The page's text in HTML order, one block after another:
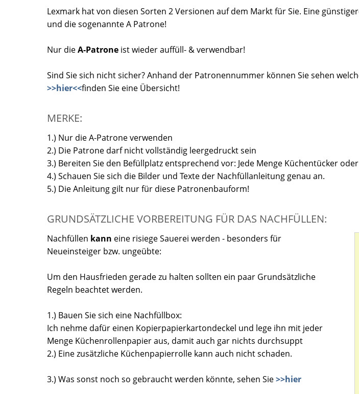
Lexmark hat von diesen Sorten 2 Versionen auf dem Markt für Sie. Eine
und die sogenannte A Patrone!
Nur dieA-Patrone ist wieder auffüll- & verwendbar!
Sind Sie sich nicht sicher? Anhand der Patronennummer können Sie sehen
>>hier<<finden Sie eine Übersicht!
MERKE:
1.) Nur die A-Patrone verwenden
2.) Die Patrone darf nicht vollständig leergedruckt sein
3.) Bereiten Sie den Befüllplatz entsprechend vor: Jede Menge Küchentücker
4.) Schauen Sie sich die Bilder und Texte der Nachfüllanleitung genau an.
5.) Die Anleitung gilt nur für diese Patronenbauform!
GRUNDSÄTZLICHE VORBEREITUNG FÜR DAS NACHFÜLLEN:
Nachfüllen kann eine risiege Sauerei werden - besonders für
Neueinsteiger bzw. ungeübte:
Um den Hausfrieden gerade zu halten sollten ein paar Grundsätzliche
Regeln beachtet werden.
1.) Bauen Sie sich eine Nachfüllbox:
Ich nehme dafür einen Kopierpapierkartondeckel und lege ihn mit jeder
Menge Küchenrollenpapier aus, damit auch gar nichts durchsuppt
2.) Eine zusätzliche Küchenpapierrolle kann auch nicht schaden.
3.) Was sonst noch so gebraucht werden könnte, sehen Sie>>hier